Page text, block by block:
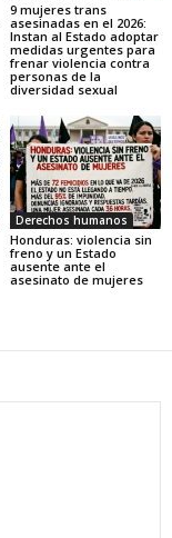
9 mujeres trans
asesinadas en el 2026:
Instan al Estado adoptar
medidas urgentes para
frenar violencia contra
personas de la
diversidad sexual
Derechos humanos
Honduras: violencia sin
freno y un Estado
ausente ante el
asesinato de mujeres